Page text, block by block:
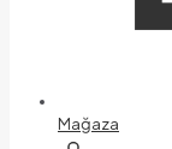
Mağaza